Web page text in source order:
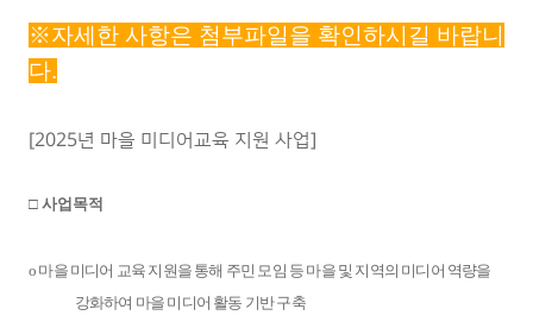
※자세한 사항은 첨부파일을 확인하시길 바랍니
다.
[2025년 마을 미디어교육 지원 사업]
□ 사업목적
o 마을 미디어 교육 지원을 통해 주민 모임 등 마을 및 지역의 미디어 역량을
강화하여 마을 미디어 활동 기반 구축